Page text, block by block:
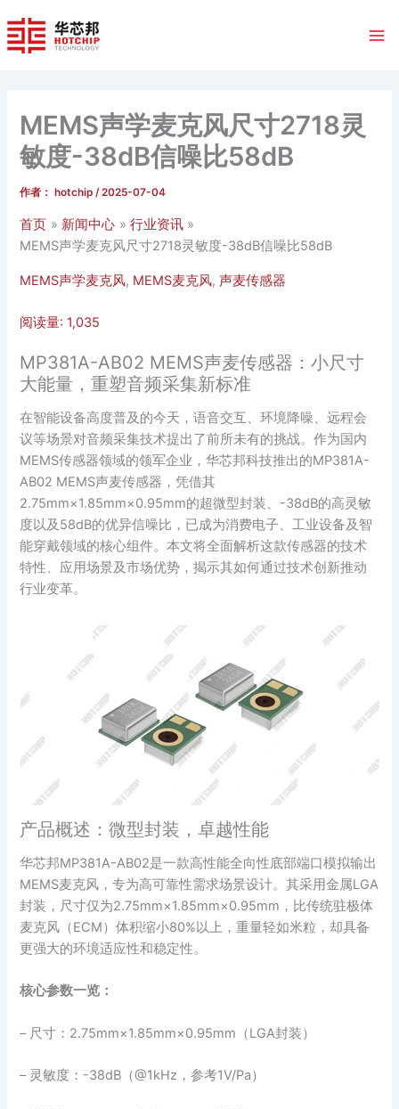
至
内
MEMS声学麦克风尺寸2718灵
敏度-38dB信噪比58dB
作者： hotchip/2025-07-04
首页 新闻中心
行业资讯
MEMS声学麦克风尺寸2718灵敏度-38dB信噪比58dB
MEMS声学麦克风, MEMS麦克风,声麦传感器
阅读量: 1,035
MP381A-AB02 MEMS声麦传感器：小尺寸
大能量，重塑音频采集新标准
在智能设备高度普及的今天，语音交互、环境降噪、远程会
议等场景对音频采集技术提出了前所未有的挑战。作为国内
MEMS传感器领域的领军企业，华芯邦科技推出的MP381A-
AB02 MEMS声麦传感器，凭借其
2.75mm×1.85mm×0.95mm的超微型封装、-38dB的高灵敏
度以及58dB的优异信噪比，已成为消费电子、工业设备及智
能穿戴领域的核心组件。本文将全面解析这款传感器的技术
特性、应用场景及市场优势，揭示其如何通过技术创新推动
行业变革。
产品概述：微型封装，卓越性能
华芯邦MP381A-AB02是一款高性能全向性底部端口模拟输出
MEMS麦克风，专为高可靠性需求场景设计。其采用金属LGA
封装，尺寸仅为2.75mm×1.85mm×0.95mm，比传统驻极体
麦克风（ECM）体积缩小80%以上，重量轻如米粒，却具备
更强大的环境适应性和稳定性。
核心参数一览：
– 尺寸：2.75mm×1.85mm×0.95mm（LGA封装）
– 灵敏度：-38dB（@1kHz，参考1V/Pa）